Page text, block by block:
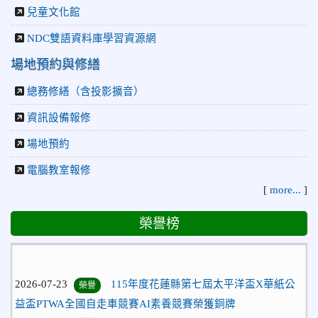
兒童文化館
NDC雙語資料庫學習資源網
場地預約與修繕
總務修繕（含投影擴音）
資訊設備報修
場地預約
電腦教室報修
[ more... ]
榮譽榜
益盃PTWA全國自走車競賽AI素養競賽榮獲銅牌
2026-07-21
賀 本校游泳隊參加 2026全國青少年游泳